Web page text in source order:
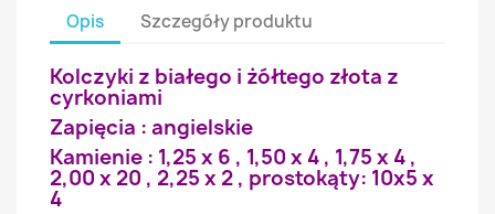
Opis Szczegóły produktu
Kolczyki z białego i żółtego złota z
cyrkoniami
Zapięcia : angielskie
Kamienie : 1,25 x 6 , 1,50 x 4 , 1,75 x 4 ,
2,00 x 20 , 2,25 x 2 , prostokąty: 10x5 x
4